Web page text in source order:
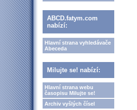
ABCD.fatym.com
nabízí:
Hlavní strana vyhledávače
Abeceda
Milujte se! nabízí:
Hlavní strana webu
časopisu Milujte se!
Archiv vyšlých čísel